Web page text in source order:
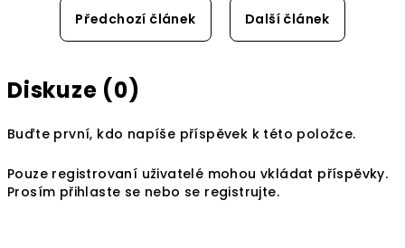
Předchozí článek Další článek
Diskuze (0)
Buďte první, kdo napíše příspěvek k této položce.
Pouze registrovaní uživatelé mohou vkládat příspěvky.
Prosím přihlaste se nebo se registrujte.